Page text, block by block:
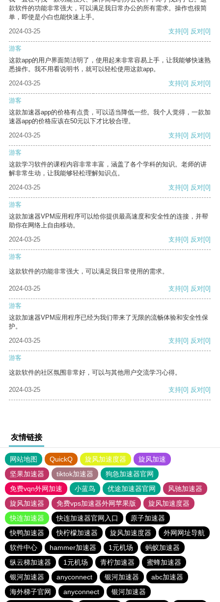
款软件的功能非常强大，可以满足我日常办公的所有需求。操作也很简
单，即使是小白也能快速上手。
2024-03-25
支持[0] 反对[0]
游客
这款app的用户界面简洁明了，使用起来非常容易上手，让我能够快速熟
悉操作。我不用看说明书，就可以轻松使用这款app。
2024-03-25
支持[0] 反对[0]
游客
这款加速器app的价格有点贵，可以适当降低一些。我个人觉得，一款加
速器app的价格应该在50元以下才比较合理。
2024-03-25
支持[0] 反对[0]
游客
这款学习软件的课程内容非常丰富，涵盖了各个学科的知识。老师的讲
解非常生动，让我能够轻松理解知识点。
2024-03-25
支持[0] 反对[0]
游客
这款加速器VPM应用程序可以给你提供最高速度和安全性的连接，并帮
助你在网络上自由移动。
2024-03-25
支持[0] 反对[0]
游客
这款软件的功能非常强大，可以满足我日常使用的需求。
2024-03-25 支持[0] 反对[0]
游客
这款加速器VPM应用程序已经为我们带来了无限的流畅体验和安全性保
护。
2024-03-25
支持[0] 反对[0]
游客
这款软件的社区氛围非常好，可以与其他用户交流学习心得。
2024-03-25 支持[0] 反对[0]
友情链接
网站地图 QuickQ 旋风加速度器
旋风加速
坚果加速器
tiktok加速器
狗急加速器官网
免费vqn外网加速
小蓝鸟 优途加速器官网
风驰加速器
旋风加速器
免费vps加速器外网苹果版
旋风加速度器
快连加速器
快连加速器官网入口
原子加速器
快鸭加速器
快柠檬加速器 旋风加速度器
外网网址导航
软件中心
hammer加速器 1元机场
蚂蚁加速器
纵云梯加速器
1元机场 青柠加速器
蜜蜂加速器
银河加速器
anyconnect 银河加速器
abc加速器
海外梯子官网
anyconnect 银河加速器